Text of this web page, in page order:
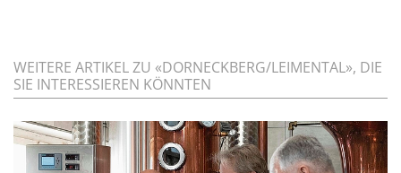
WEITERE ARTIKEL ZU «DORNECKBERG/LEIMENTAL», DIE
SIE INTERESSIEREN KÖNNTEN